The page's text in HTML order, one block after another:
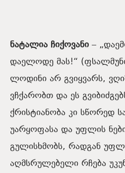
ნატალია ჩიქოვანი –
დაელოდე მას!“
ლოდინი არ გვიყვარს,
ვჩქარობთ და ეს
ქრისტიანობა კი სწორედ
უარყოფასა და უფლის
გულისხმობს, რადგან
აღმსრულებელი რჩება